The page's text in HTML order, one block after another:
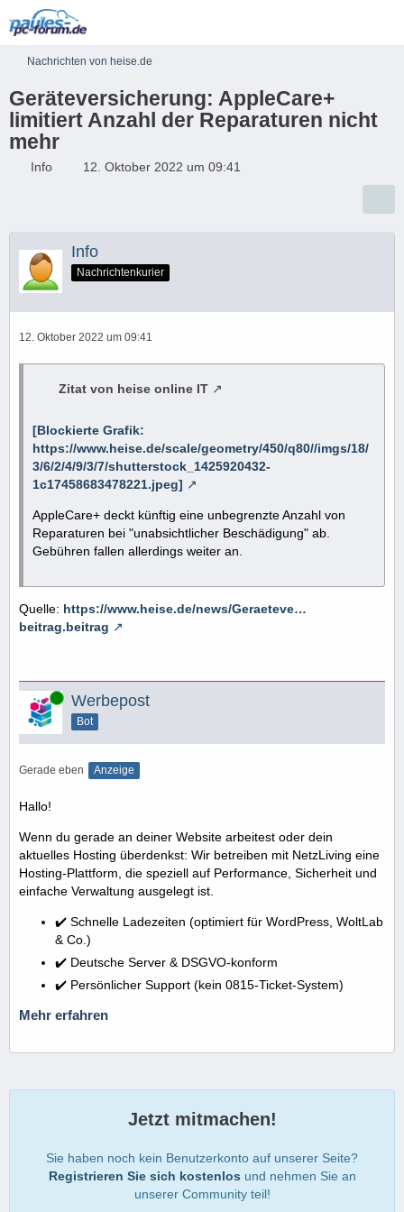
Nachrichten von heise.de
Geräteversicherung: AppleCare+
limitiert Anzahl der Reparaturen nicht
mehr
Info 12. Oktober 2022 um 09:41
Info
Nachrichtenkurier
12. Oktober 2022 um 09:41
Zitat von heise online IT
[Blockierte Grafik:
https://www.heise.de/scale/geometry/450/q80//imgs/18/
3/6/2/4/9/3/7/shutterstock_1425920432-
1c17458683478221.jpeg]
AppleCare+ deckt künftig eine unbegrenzte Anzahl von
Reparaturen bei "unabsichtlicher Beschädigung" ab.
Gebühren fallen allerdings weiter an.
Quelle: https://www.heise.de/news/Geraeteve…
beitrag.beitrag
Online Werbepost
Bot
Gerade eben Anzeige
Hallo!
Wenn du gerade an deiner Website arbeitest oder dein
aktuelles Hosting überdenkst: Wir betreiben mit NetzLiving eine
Hosting-Plattform, die speziell auf Performance, Sicherheit und
einfache Verwaltung ausgelegt ist.
✔️ Schnelle Ladezeiten (optimiert für WordPress, WoltLab
& Co.)
✔️ Deutsche Server & DSGVO-konform
✔️ Persönlicher Support (kein 0815-Ticket-System)
Mehr erfahren
Jetzt mitmachen!
Sie haben noch kein Benutzerkonto auf unserer Seite?
Registrieren Sie sich kostenlos und nehmen Sie an
unserer Community teil!